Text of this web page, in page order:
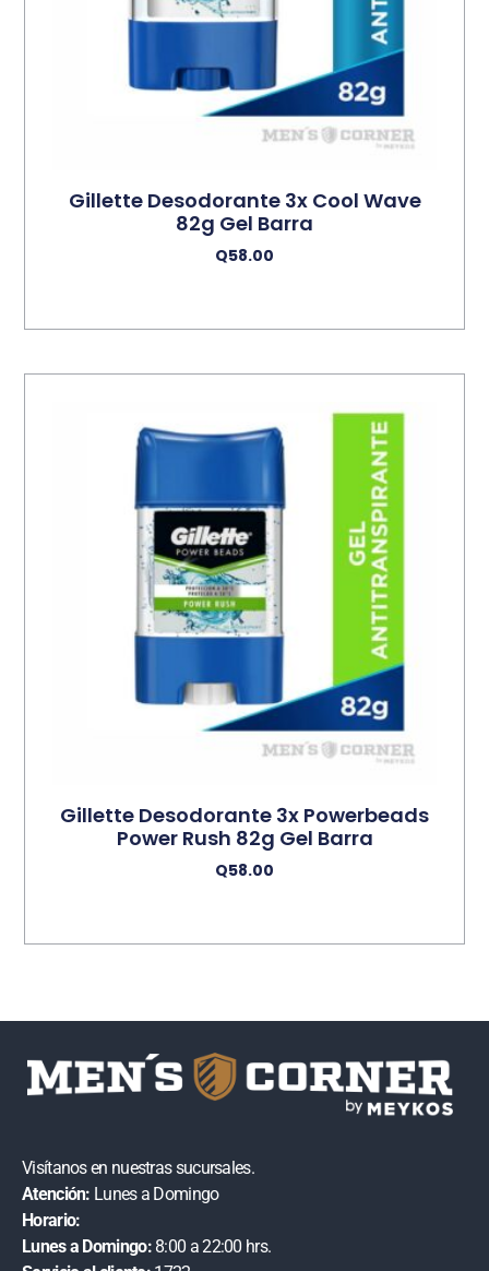
Gillette Desodorante 3x Cool Wave
82g Gel Barra
Q58.00
Gillette Desodorante 3x Powerbeads
Power Rush 82g Gel Barra
Q58.00
Visítanos en nuestras sucursales.
Atención: Lunes a Domingo
Horario:
Lunes a Domingo:8:00 a 22:00 hrs.